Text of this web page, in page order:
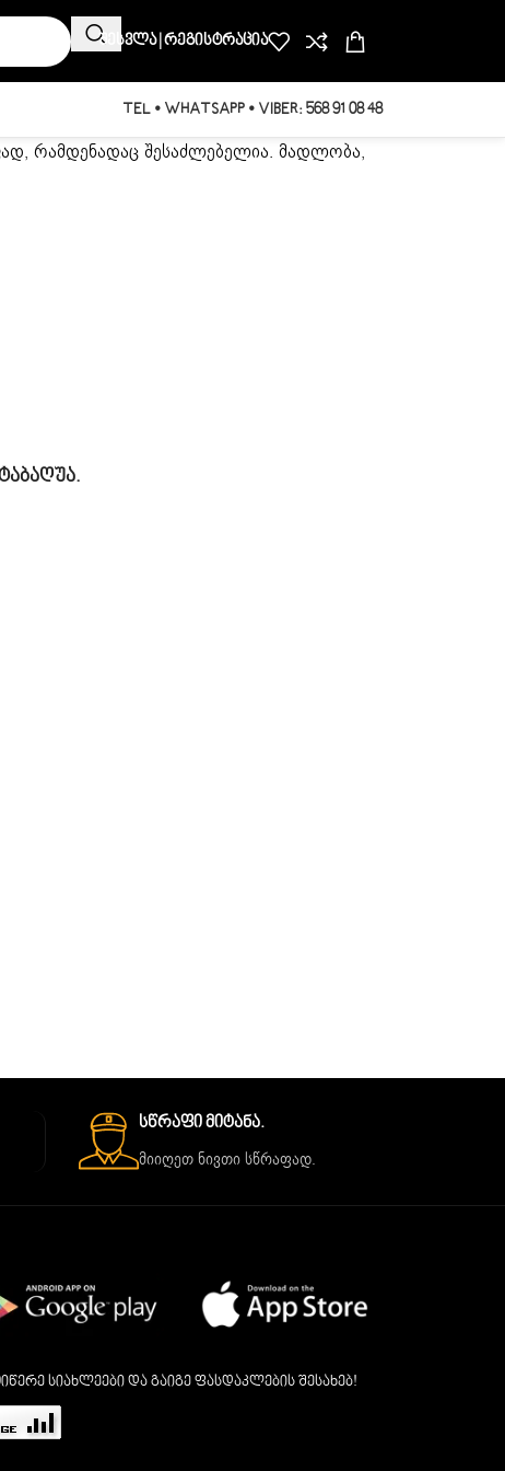
Შესვლა | Რეგისტრაცია
TEL • WHATSAPP • VIBER: 568 91 08 48
რამდენადაც შესაძლებელია. მადლობა,
Სწრაფი Მიტანა.
მიიღეთ ნივთი სწრაფად.
სიახლეები და გაიგე ფასდაკლების შესახებ!